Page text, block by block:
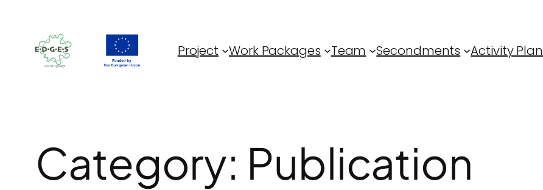
content
Project Work Packages Team Secondments Activity Plan
Category: Publication